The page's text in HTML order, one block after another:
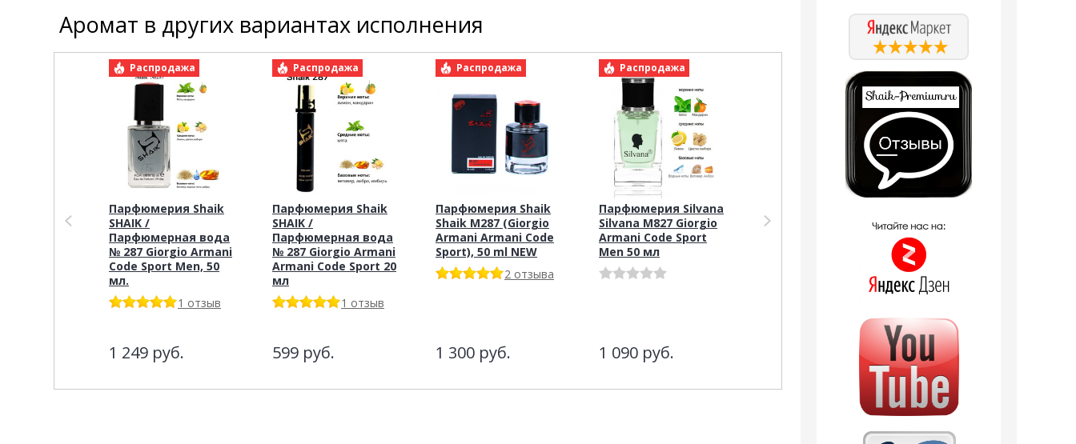
Аромат в других вариантах исполнения
Распродажа
Парфюмерия Shaik
SHAIK /
Парфюмерная вода
№ 287 Giorgio Armani
Code Sport Men, 50
мл.
1 отзыв
1 249 руб.
Распродажа
Парфюмерия Shaik
SHAIK /
Парфюмерная вода
№ 287 Giorgio Armani
Armani Code Sport 20
мл
1 отзыв
599 руб.
Распродажа
Парфюмерия Shaik
Shaik M287 (Giorgio
Armani Armani Code
Sport), 50 ml NEW
2 отзыва
1 300 руб.
Распродажа
Парфюмерия Silvana
Silvana M827 Giorgio
Armani Code Sport
Men 50 мл
1 090 руб.
Clive&Keira
Sport Giorgio Armani
1 отзыв
SHAIK /
№287 Giorgio Armani
мл.
380руб.